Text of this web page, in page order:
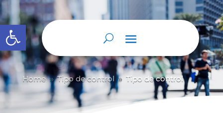
Abrir barra de herramientas
Home 9 Tipo de control 9 Tipo de control